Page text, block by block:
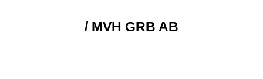
/ MVH GRB AB